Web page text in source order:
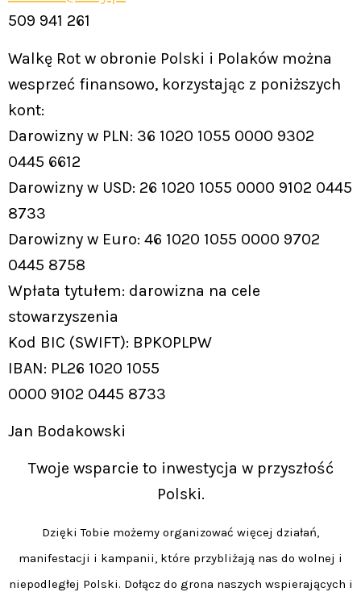
509 941 261
Walkę Rot w obronie Polski i Polaków można
wesprzeć finansowo, korzystając z poniższych
kont:
Darowizny w PLN: 36 1020 1055 0000 9302
0445 6612
Darowizny w USD: 26 1020 1055 0000 9102 0445
8733
Darowizny w Euro: 46 1020 1055 0000 9702
0445 8758
Wpłata tytułem: darowizna na cele
stowarzyszenia
Kod BIC (SWIFT): BPKOPLPW
IBAN: PL26 1020 1055
0000 9102 0445 8733
Jan Bodakowski
Twoje wsparcie to inwestycja w przyszłość
Polski.
Dzięki Tobie możemy organizować więcej działań,
manifestacji i kampanii, które przybliżają nas do wolnej i
niepodległej Polski. Dołącz do grona naszych wspierających i